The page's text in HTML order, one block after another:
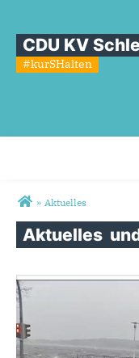
CDU KV
#kurSHalten
Sie sind
» Aktuelles
Aktuelles